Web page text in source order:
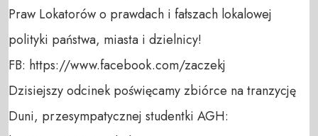
Praw Lokatorów o prawdach i fałszach lokalowej
polityki państwa, miasta i dzielnicy!
FB: https://www.facebook.com/zaczekj
Dzisiejszy odcinek poświęcamy zbiórce na tranzycję
Duni, przesympatycznej studentki AGH: